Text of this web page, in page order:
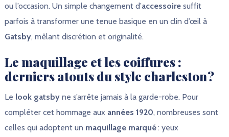
ou l’occasion. Un simple changement d’accessoiresuffit
parfois à transformer une tenue basique en un clin d’œil à
Gatsby, mêlant discrétion et originalité.
Le maquillage et les coiffures :
derniers atouts du style charleston ?
Le look gatsbyne s’arrête jamais à la garde-robe. Pour
compléter cet hommage aux années 1920, nombreuses sont
celles qui adoptent un maquillage marqué: yeux